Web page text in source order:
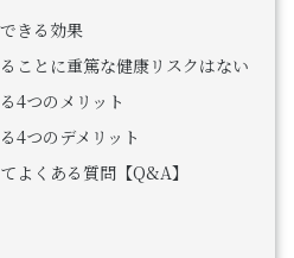
きる効果
ことに重篤な健康リスクはない
4つのメリット
4つのデメリット
よくある質問【Q&A】